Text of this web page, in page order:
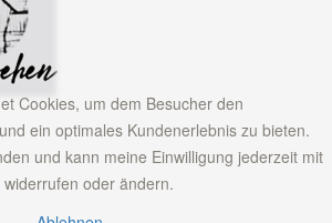
Cookies, um dem Besucher den
ein optimales Kundenerlebnis zu bieten.
und kann meine Einwilligung jederzeit mit
oder ändern.